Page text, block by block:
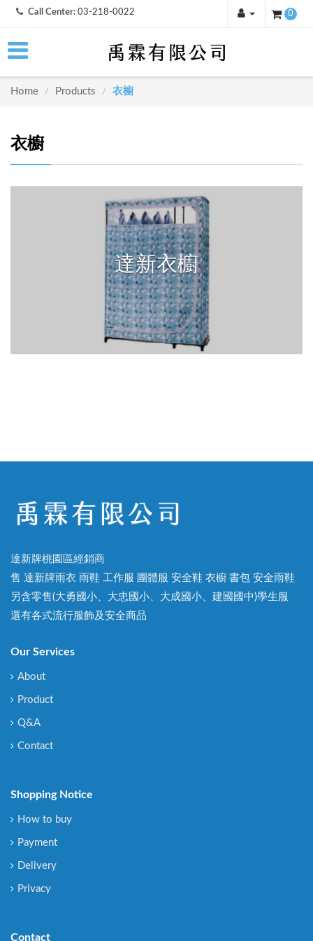
Call Center: 03-218-0022 0
Home / Products / 衣櫥
衣櫥
達新衣櫥
達新牌桃園區經銷商
售 達新牌雨衣 雨鞋 工作服 團體服 安全鞋 衣櫥 書包 安全雨鞋
另含零售(大勇國小、大忠國小、大成國小、建國國中)學生服
還有各式流行服飾及安全商品
Our Services
About
Product
Q&A
Contact
Shopping Notice
How to buy
Payment
Delivery
Privacy
Contact